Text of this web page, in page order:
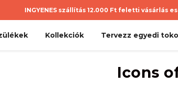
INGYENES szállítás 12.000 Ft feletti vásárlás
Kollekciók Tervezz egyedi
Icons